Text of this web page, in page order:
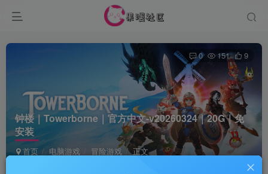
钟楼｜Towerborne｜官方中文-v20260324｜20G｜免
安装
首页 电脑游戏 冒险游戏 正文
0 151 9